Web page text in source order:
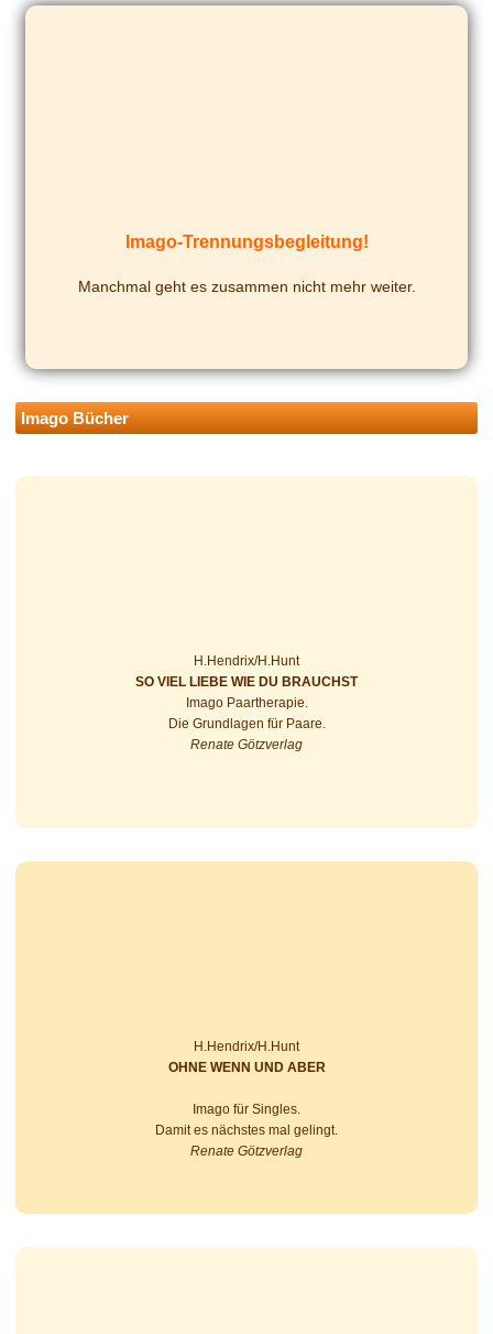
Imago-Trennungsbegleitung!
Manchmal geht es zusam­men nicht mehr weiter.
Imago Bücher
H.Hendrix/H.Hunt
SO VIEL LIEBE WIE DU BRAUCHST
Imago Paartherapie.
Die Grundlagen für Paare.
Renate Götzverlag
H.Hendrix/H.Hunt
OHNE WENN UND ABER
Imago für Singles.
Damit es nächs­tes mal gelingt.
Renate Götzverlag